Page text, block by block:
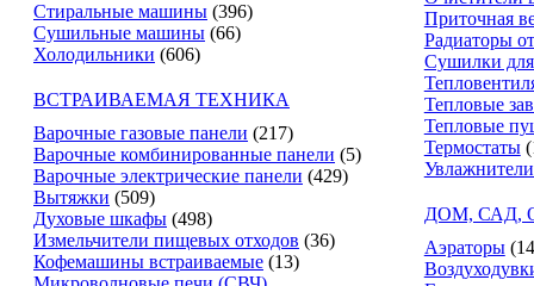
Стиральные машины (396)
Сушильные машины (66)
Холодильники (606)
ВСТРАИВАЕМАЯ ТЕХНИКА
Варочные газовые панели (217)
Варочные комбинированные панели (5)
Варочные электрические панели (429)
Вытяжки (509)
Духовые шкафы (498)
Измельчители пищевых отходов (36)
Кофемашины встраиваемые (13)
Приточная
Радиаторы
Сушилки
Тепловые
Тепловые
Термостаты
ДОМ, САД,
Аэраторы